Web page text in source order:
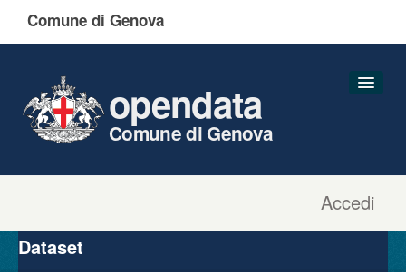
Comune di Genova
Accedi
opendata
Comune di Genova
Organizzazioni
Gruppi
Dataset